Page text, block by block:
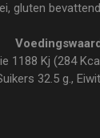
ei, gluten
1188 Kj (284
32.5 g.,